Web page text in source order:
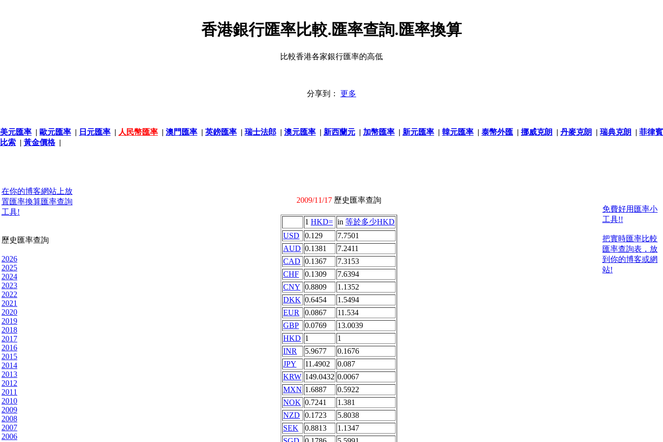
香港銀行匯率比較.匯率查詢.匯率換算
比較香港各家銀行匯率的高低
分享到： 更多
美元匯率 | 歐元匯率 | 日元匯率 | 人民幣匯率 | 澳門匯率 | 英鎊匯率 | 瑞士法郎 | 澳元匯率 | 新西蘭元 | 加幣匯率 | 新元匯率 | 韓元匯率 | 泰幣外匯 | 挪威克朗 | 丹麥克朗 | 瑞典克朗 | 菲律賓
比索 | 黃金價格|
在你的博客網站上放
置匯率換算匯率查詢
工具!
歷史匯率查詢
2026
2025
2024
2023
2022
2021
2020
2019
2018
2017
2016
2015
2014
2013
2012
2011
2010
2009
2008
2007
2006
2009/11/17 歷史匯率查詢
1 HKD= in 等於多少HKD
USD
0.129
7.7501
AUD 0.1381
7.2411
CAD 0.1367
7.3153
CHF
0.1309
7.6394
CNY 0.8809
1.1352
DKK 0.6454
1.5494
EUR
0.0867
11.534
GBP
0.0769
13.0039
HKD 1
1
INR
5.9677
0.1676
JPY
11.4902
0.087
KRW 149.0432 0.0067
MXN 1.6887
0.5922
NOK 0.7241
1.381
NZD
0.1723
5.8038
SEK
0.8813
1.1347
免費好用匯率小
工具!!
把實時匯率比較
匯率查詢表，放
到你的博客或網
站!